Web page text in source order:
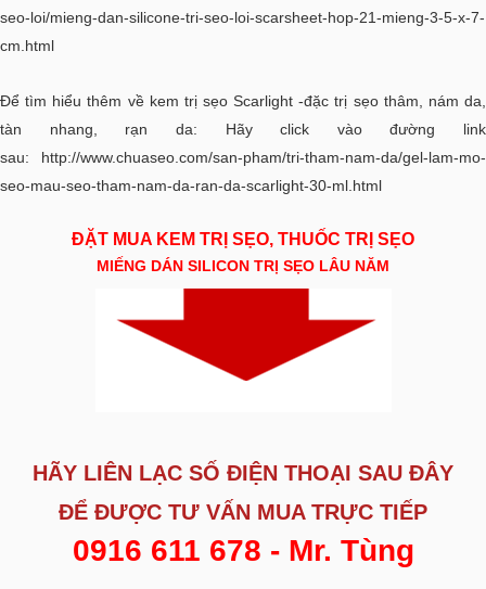
seo-loi/mieng-dan-silicone-tri-seo-loi-scarsheet-hop-21-mieng-3-5-x-7-
cm.html
Để tìm hiểu thêm về kem trị sẹo Scarlight -đặc trị sẹo thâm, nám da,
tàn nhang, rạn da: Hãy click vào đường link
sau:
http://www.chuaseo.com/san-pham/tri-tham-nam-da/gel-lam-mo-
seo-mau-seo-tham-nam-da-ran-da-scarlight-30-ml.html
ĐẶT MUA KEM TRỊ SẸO, THUỐC TRỊ SẸO
MIẾNG DÁN SILICON TRỊ SẸO LÂU NĂM
HÃY LIÊN LẠC SỐ ĐIỆN THOẠI SAU ĐÂY
ĐỂ ĐƯỢC TƯ VẤN MUA TRỰC TIẾP
0916 611 678 - Mr. Tùng